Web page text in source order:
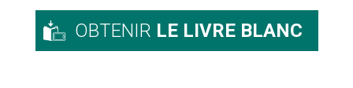
OBTENIR LE LIVRE BLANC